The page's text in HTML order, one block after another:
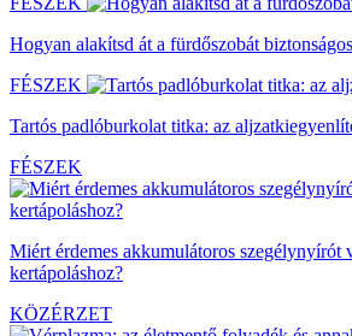
Hogyan alakítsd át a fürdőszobát
FÉSZEK
Tartós padlóburkolat titka: az
FÉSZEK
Miért érdemes akkumulátoros szegélynyírót
kertápoláshoz?
KÖZÉRZET